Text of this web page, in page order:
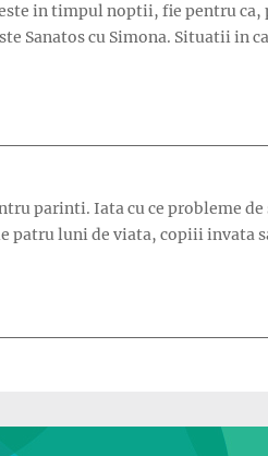
in timpul noptii, fie pentru
Sanatos cu Simona. Situatii in
parinti. Iata cu ce probleme
patru luni de viata, copiii invata